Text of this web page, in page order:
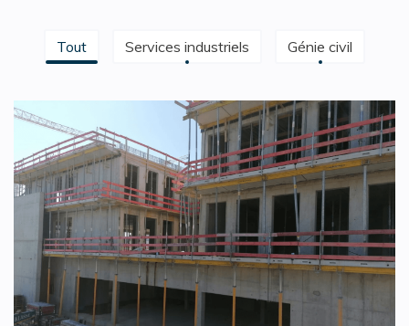
Tout Services industriels Génie civil